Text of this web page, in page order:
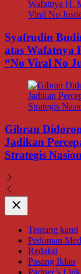
Syafrudin
atas Wafatnya
“No Viral No
Gibran
Jadikan
Strategis
Close
Tentang kami
Pedoman
Redaksi
Pasang Iklan
Partner’s Link